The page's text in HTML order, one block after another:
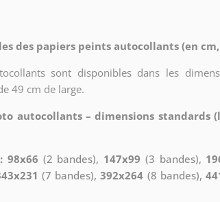
des papiers peints autocollants (en
sont disponibles dans les
49 cm de large.
autocollants – dimensions
98x66 (2 bandes), 147x99 (3 bandes),
(7 bandes),392x264 (8 bandes),